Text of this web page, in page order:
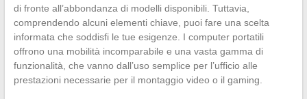
di fronte all’abbondanza di modelli disponibili. Tuttavia,
comprendendo alcuni elementi chiave, puoi fare una scelta
informata che soddisfi le tue esigenze. I computer portatili
offrono una mobilità incomparabile e una vasta gamma di
funzionalità, che vanno dall’uso semplice per l’ufficio alle
prestazioni necessarie per il montaggio video o il gaming.